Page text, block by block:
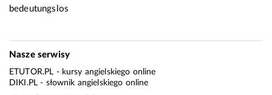
bedeutungslos
Nasze serwisy
ETUTOR.PL - kursy angielskiego online
DIKI.PL - słownik angielskiego online